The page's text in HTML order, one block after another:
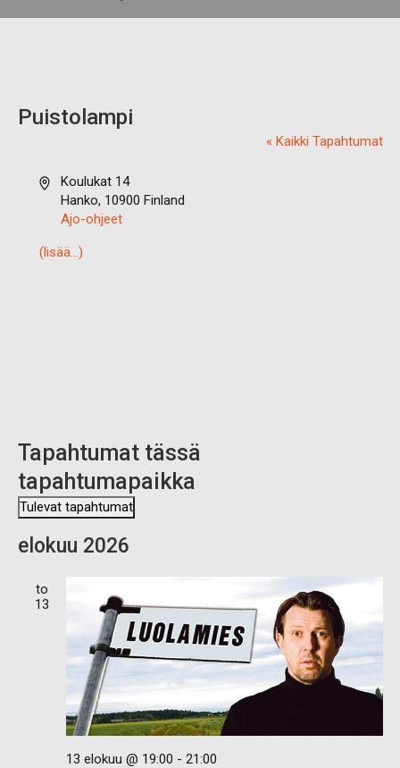
Puistolampi
« Kaikki Tapahtumat
O
t
Koulukat 14
Hanko, 10900 Finland
Ajo-ohjeet
(lisää…)
Tapahtumat tässä
tapahtumapaikka
Tulevat tapahtumat
a
elokuu 2026
to
13
13 elokuu @ 19:00 - 21:00